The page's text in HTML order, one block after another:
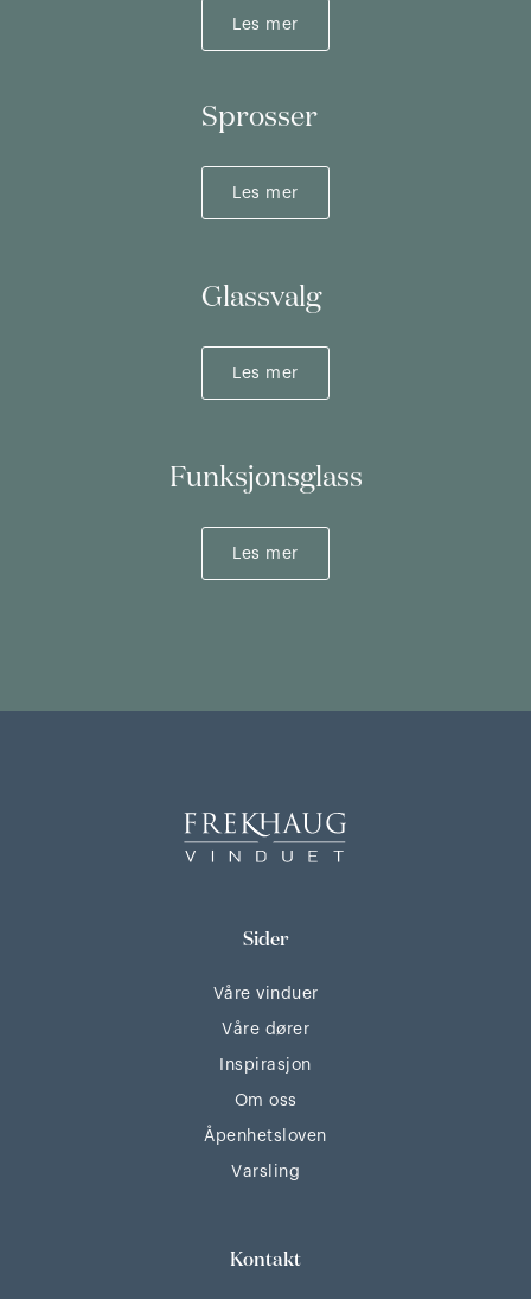
Les mer
Sprosser
Les mer
Glassvalg
Les mer
Funksjonsglass
Les mer
Sider
Våre vinduer
Våre dører
Inspirasjon
Om oss
Åpenhetsloven
Varsling
Kontakt